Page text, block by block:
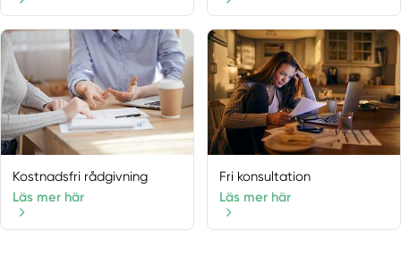
Gagnef
Grängesberg
Grycksbo
Gustafs
Hedemora
Idre
Krylbo
Kostnadsfri rådgivning
Läs mer här
Fri konsultation
Läs mer här